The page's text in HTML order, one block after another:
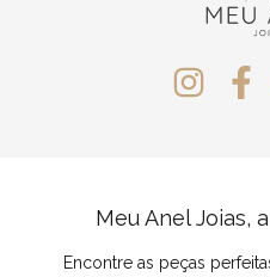
Meu Anel Joias,
Encontre as peças